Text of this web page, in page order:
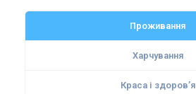
Проживання
Харчування
Краса і здоров’я